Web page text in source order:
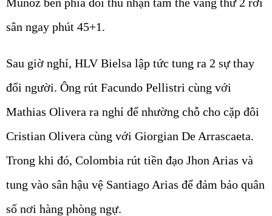
sân ngay phút 45+1.
Sau giờ nghỉ, HLV Bielsa lập tức tung ra 2 sự thay
đổi người. Ông rút Facundo Pellistri cùng với
Mathias Olivera ra nghỉ để nhường chỗ cho cặp đôi
Cristian Olivera cùng với Giorgian De Arrascaeta.
Trong khi đó, Colombia rút tiền đạo Jhon Arias và
tung vào sân hậu vệ Santiago Arias để đảm bảo quân
số nơi hàng phòng ngự.